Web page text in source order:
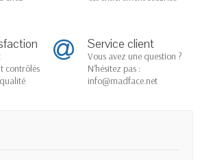
contrôlés
Service client
Vous avez une question ?
N'hésitez pas :
info@madface.net